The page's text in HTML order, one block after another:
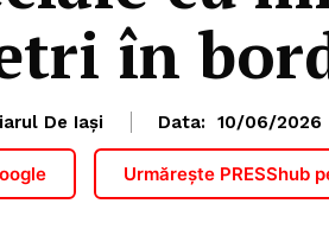
în
De Iași Data: 10/06/2026
Urmărește PRESShub